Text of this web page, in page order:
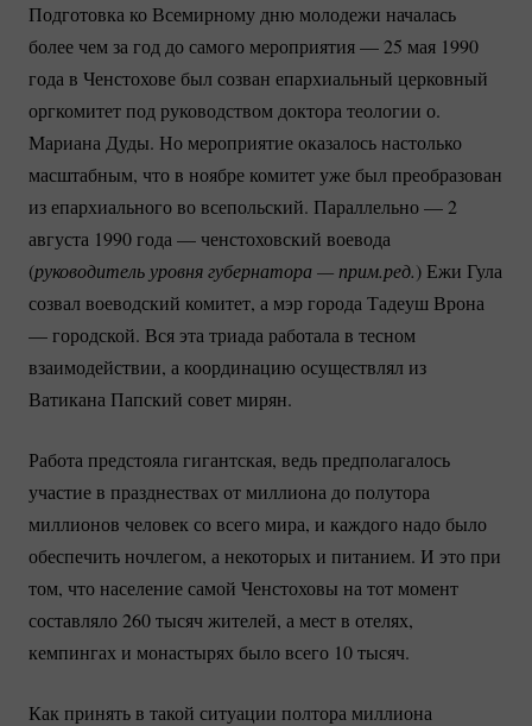
Подготовка ко Всемирному дню молодежи началась
более чем за год до самого мероприятия — 25 мая 1990
года в Ченстохове был созван епархиальный церковный
оргкомитет под руководством доктора теологии о.
Мариана Дуды. Но мероприятие оказалось настолько
масштабным, что в ноябре комитет уже был преобразован
из епархиального во всепольский. Параллельно — 2
августа 1990 года — ченстоховский воевода
(руководитель уровня губернатора — прим.ред.) Ежи Гула
созвал воеводский комитет, а мэр города Тадеуш Врона
— городской. Вся эта триада работала в тесном
взаимодействии, а координацию осуществлял из
Ватикана Папский совет мирян.
Работа предстояла гигантская, ведь предполагалось
участие в празднествах от миллиона до полутора
миллионов человек со всего мира, и каждого надо было
обеспечить ночлегом, а некоторых и питанием. И это при
том, что население самой Ченстоховы на тот момент
составляло 260 тысяч жителей, а мест в отелях,
кемпингах и монастырях было всего 10 тысяч.
Как принять в такой ситуации полтора миллиона